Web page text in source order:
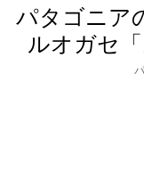
パタゴニア
ルオガセ